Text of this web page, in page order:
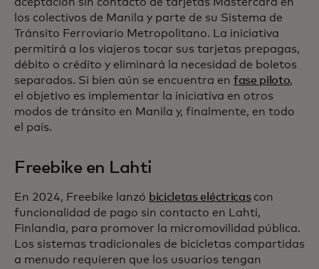
aceptación sin contacto de tarjetas Mastercard en
los colectivos de Manila y parte de su Sistema de
Tránsito Ferroviario Metropolitano. La iniciativa
permitirá a los viajeros tocar sus tarjetas prepagas,
débito o crédito y eliminará la necesidad de boletos
separados. Si bien aún se encuentra en fase piloto,
el objetivo es implementar la iniciativa en otros
modos de tránsito en Manila y, finalmente, en todo
el país.
Freebike en Lahti
En 2024, Freebike lanzó bicicletas eléctricascon
funcionalidad de pago sin contacto en Lahti,
Finlandia, para promover la micromovilidad pública.
Los sistemas tradicionales de bicicletas compartidas
a menudo requieren que los usuarios tengan